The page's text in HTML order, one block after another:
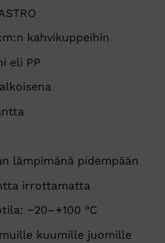
kahvikuppeihin
eli PP
lämpimänä pidempään
irrottamatta
−20–+100 °C
kuumille juomille